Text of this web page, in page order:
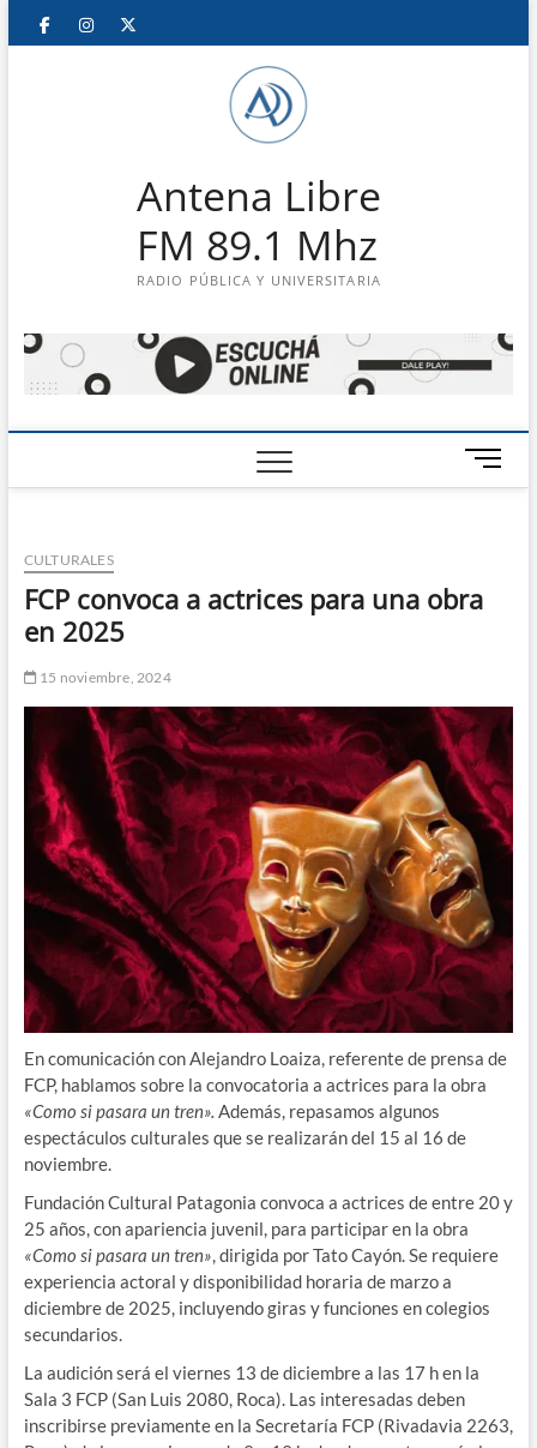
Saltar
FacebookInstagram
Antena Libre
FM 89.1 Mhz
RADIO PÚBLICA Y UNIVERSITARIA
B
o
d
e
ú
CULTURALES
FCP convoca a actrices para una obra
en 2025
15 noviembre, 2024
En comunicación con Alejandro Loaiza, referente de prensa de
FCP, hablamos sobre la convocatoria a actrices para la obra
«Como si pasara un tren». Además, repasamos algunos
espectáculos culturales que se realizarán del 15 al 16 de
noviembre.
Fundación Cultural Patagonia convoca a actrices de entre 20 y
25 años, con apariencia juvenil, para participar en la obra
«Como si pasara un tren», dirigida por Tato Cayón. Se requiere
experiencia actoral y disponibilidad horaria de marzo a
diciembre de 2025, incluyendo giras y funciones en colegios
secundarios.
La audición será el viernes 13 de diciembre a las 17 h en la
Sala 3 FCP (San Luis 2080, Roca). Las interesadas deben
inscribirse previamente en la Secretaría FCP (Rivadavia 2263,